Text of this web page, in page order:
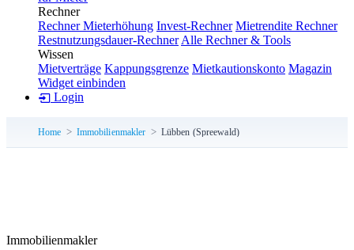
Rechner
Rechner Mieterhöhung Invest-Rechner Mietrendite Rechner
Restnutzungsdauer-Rechner Alle Rechner & Tools
Wissen
Mietverträge Kappungsgrenze Mietkautionskonto Magazin
Widget einbinden
Login
Home Immobilienmakler Lübben (Spreewald)
Immobilienmakler